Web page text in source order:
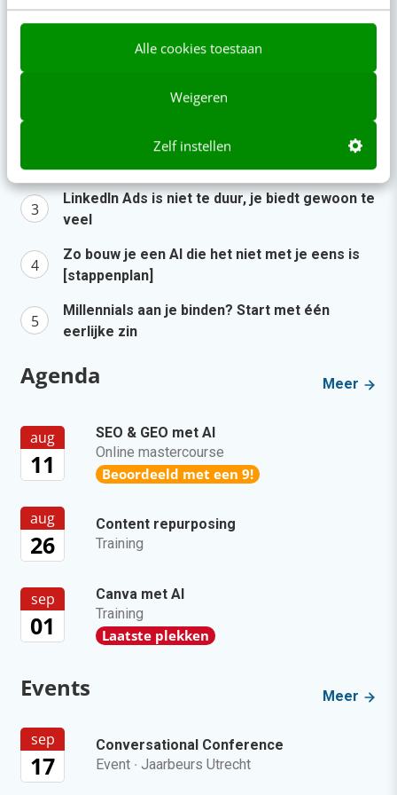
Alle cookies toestaan
Weigeren
Zelf instellen
5 aug 2026· 4 min·
AI-labels: wanneer zijn ze verplicht, verstandig
LinkedIn Ads is niet te duur, je biedt gewoon te
veel
Zo bouw je een AI die het niet met je eens is
[stappenplan]
Millennials aan je binden? Start met één
eerlijke zin
Agenda Meer
aug
11
SEO & GEO met AI
Online mastercourse
Beoordeeld met een 9!
aug
26
Content repurposing
Training
sep
01
Canva met AI
Training
Laatste plekken
Events Meer
sep
17
Conversational Conference
Event · Jaarbeurs Utrecht